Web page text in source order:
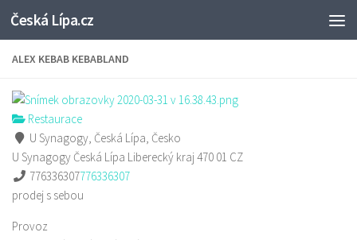
Skip to content
Česká Lípa.cz
ALEX KEBAB KEBABLAND
Restaurace
U Synagogy, Česká Lípa, Česko
U Synagogy Česká Lípa Liberecký kraj470 01 CZ
776336307776336307
prodej s sebou
Provoz